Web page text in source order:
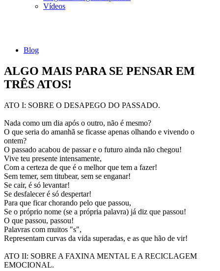
Vídeos
Blog
ALGO MAIS PARA SE PENSAR EM
TRÊS ATOS!
ATO I: SOBRE O DESAPEGO DO PASSADO.
Nada como um dia após o outro, não é mesmo?
O que seria do amanhã se ficasse apenas olhando e vivendo o
ontem?
O passado acabou de passar e o futuro ainda não chegou!
Vive teu presente intensamente,
Com a certeza de que é o melhor que tem a fazer!
Sem temer, sem titubear, sem se enganar!
Se cair, é só levantar!
Se desfalecer é só despertar!
Para que ficar chorando pelo que passou,
Se o próprio nome (se a própria palavra) já diz que passou!
O que passou, passou!
Palavras com muitos "s",
Representam curvas da vida superadas, e as que hão de vir!
ATO II: SOBRE A FAXINA MENTAL E A RECICLAGEM
EMOCIONAL.